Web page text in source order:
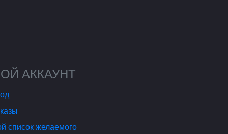
АККАУНТ
список желаемого